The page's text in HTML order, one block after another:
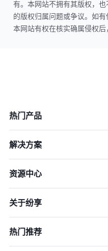
有。本网站不拥有其版权，
的版权归属问题或争议。如有
本网站有权在核实确属侵权后
热门产品
解决方案
资源中心
关于纷享
热门推荐